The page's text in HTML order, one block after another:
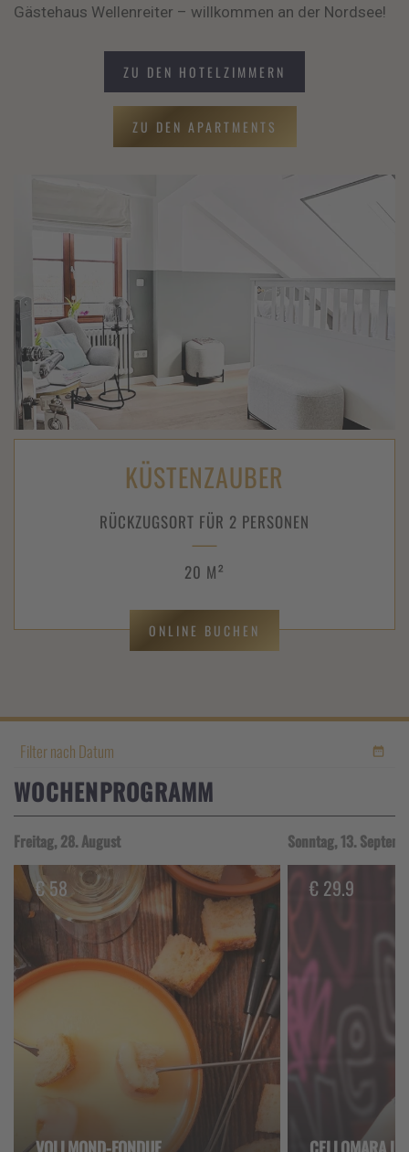
Gästehaus Wellenreiter – willkommen an der Nordsee!
ZU DEN HOTELZIMMERN
ZU DEN APARTMENTS
KÜSTENZAUBER
RÜCKZUGSORT FÜR 2 PERSONEN
20 M²
ONLINE BUCHEN
Filter nach Datum
WOCHENPROGRAMM
Freitag, 28. August
€58
Sonntag, 13.
€ 29.9